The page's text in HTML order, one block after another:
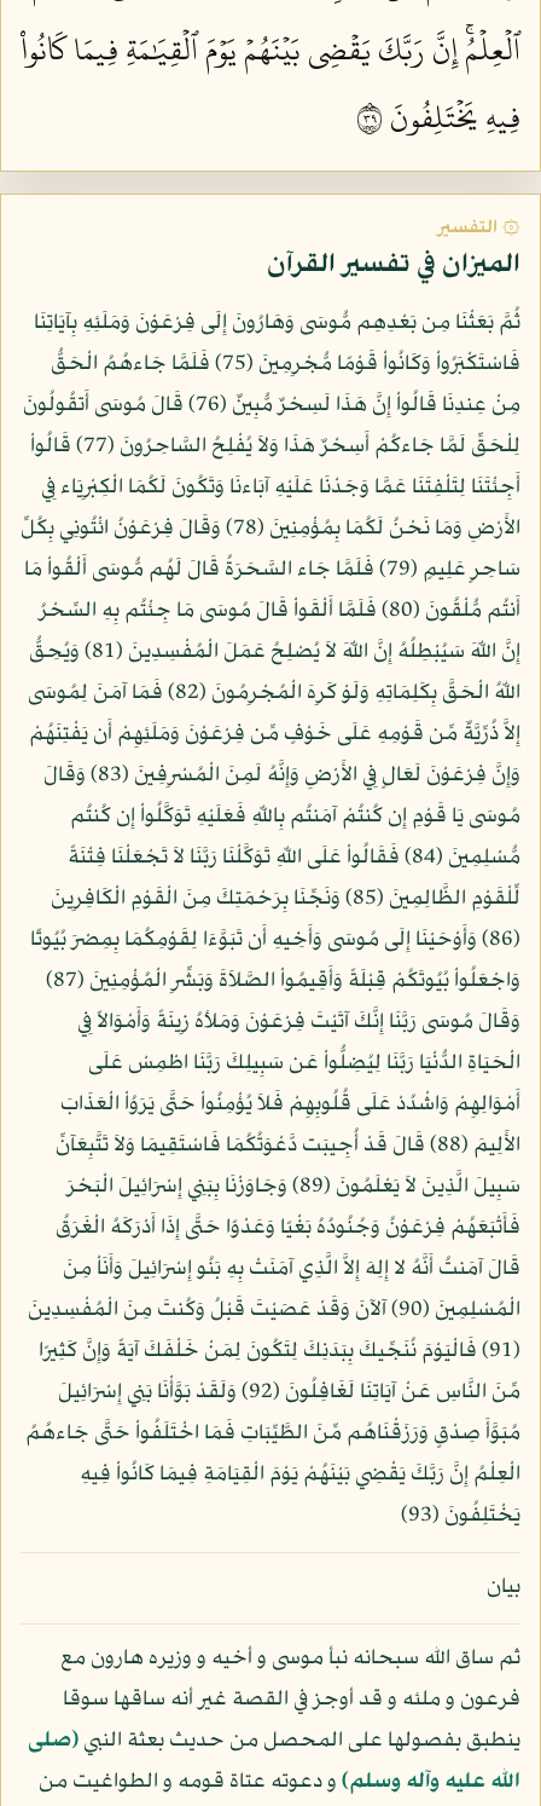
ٱلۡعِلۡمُۚ إِنَّ رَبَّكَ يَقۡضِي بَيۡنَهُمۡ يَوۡمَ ٱلۡقِيَٰمَةِ فِيمَا كَانُواْ
فِيهِ يَخۡتَلِفُونَ ٩٣
۞ التفسير
الميزان في تفسير القرآن
ثُمَّ بَعَثْنَا مِن بَعْدِهِم مُّوسَى وَهَارُونَ إِلَى فِرْعَوْنَ وَمَلَئِهِ بِآيَاتِنَا
فَاسْتَكْبَرُواْ وَكَانُواْ قَوْمًا مُّجْرِمِينَ (75) فَلَمَّا جَاءهُمُ الْحَقُّ
مِنْ عِندِنَا قَالُواْ إِنَّ هَذَا لَسِحْرٌ مُّبِينٌ (76) قَالَ مُوسَى أَتقُولُونَ
لِلْحَقِّ لَمَّا جَاءكُمْ أَسِحْرٌ هَذَا وَلاَ يُفْلِحُ السَّاحِرُونَ (77) قَالُواْ
أَجِئْتَنَا لِتَلْفِتَنَا عَمَّا وَجَدْنَا عَلَيْهِ آبَاءنَا وَتَكُونَ لَكُمَا الْكِبْرِيَاء فِي
الأَرْضِ وَمَا نَحْنُ لَكُمَا بِمُؤْمِنِينَ (78) وَقَالَ فِرْعَوْنُ ائْتُونِي بِكُلِّ
سَاحِرٍ عَلِيمٍ (79) فَلَمَّا جَاء السَّحَرَةُ قَالَ لَهُم مُّوسَى أَلْقُواْ مَا
أَنتُم مُّلْقُونَ (80) فَلَمَّا أَلْقَواْ قَالَ مُوسَى مَا جِئْتُم بِهِ السِّحْرُ
إِنَّ اللّهَ سَيُبْطِلُهُ إِنَّ اللّهَ لاَ يُصْلِحُ عَمَلَ الْمُفْسِدِينَ (81) وَيُحِقُّ
اللّهُ الْحَقَّ بِكَلِمَاتِهِ وَلَوْ كَرِهَ الْمُجْرِمُونَ (82) فَمَا آمَنَ لِمُوسَى
إِلاَّ ذُرِّيَّةٌ مِّن قَوْمِهِ عَلَى خَوْفٍ مِّن فِرْعَوْنَ وَمَلَئِهِمْ أَن يَفْتِنَهُمْ
وَإِنَّ فِرْعَوْنَ لَعَالٍ فِي الأَرْضِ وَإِنَّهُ لَمِنَ الْمُسْرِفِينَ (83) وَقَالَ
مُوسَى يَا قَوْمِ إِن كُنتُمْ آمَنتُم بِاللّهِ فَعَلَيْهِ تَوَكَّلُواْ إِن كُنتُم
مُّسْلِمِينَ (84) فَقَالُواْ عَلَى اللّهِ تَوَكَّلْنَا رَبَّنَا لاَ تَجْعَلْنَا فِتْنَةً
لِّلْقَوْمِ الظَّالِمِينَ (85) وَنَجِّنَا بِرَحْمَتِكَ مِنَ الْقَوْمِ الْكَافِرِينَ
(86) وَأَوْحَيْنَا إِلَى مُوسَى وَأَخِيهِ أَن تَبَوَّءَا لِقَوْمِكُمَا بِمِصْرَ بُيُوتًا
وَاجْعَلُواْ بُيُوتَكُمْ قِبْلَةً وَأَقِيمُواْ الصَّلاَةَ وَبَشِّرِ الْمُؤْمِنِينَ (87)
وَقَالَ مُوسَى رَبَّنَا إِنَّكَ آتَيْتَ فِرْعَوْنَ وَمَلأهُ زِينَةً وَأَمْوَالاً فِي
الْحَيَاةِ الدُّنْيَا رَبَّنَا لِيُضِلُّواْ عَن سَبِيلِكَ رَبَّنَا اطْمِسْ عَلَى
أَمْوَالِهِمْ وَاشْدُدْ عَلَى قُلُوبِهِمْ فَلاَ يُؤْمِنُواْ حَتَّى يَرَوُاْ الْعَذَابَ
الأَلِيمَ (88) قَالَ قَدْ أُجِيبَت دَّعْوَتُكُمَا فَاسْتَقِيمَا وَلاَ تَتَّبِعَآنِّ
سَبِيلَ الَّذِينَ لاَ يَعْلَمُونَ (89) وَجَاوَزْنَا بِبَنِي إِسْرَائِيلَ الْبَحْرَ
فَأَتْبَعَهُمْ فِرْعَوْنُ وَجُنُودُهُ بَغْيًا وَعَدْوًا حَتَّى إِذَا أَدْرَكَهُ الْغَرَقُ
قَالَ آمَنتُ أَنَّهُ لا إِلِهَ إِلاَّ الَّذِي آمَنَتْ بِهِ بَنُو إِسْرَائِيلَ وَأَنَاْ مِنَ
الْمُسْلِمِينَ (90) آلآنَ وَقَدْ عَصَيْتَ قَبْلُ وَكُنتَ مِنَ الْمُفْسِدِينَ
(91) فَالْيَوْمَ نُنَجِّيكَ بِبَدَنِكَ لِتَكُونَ لِمَنْ خَلْفَكَ آيَةً وَإِنَّ كَثِيرًا
مِّنَ النَّاسِ عَنْ آيَاتِنَا لَغَافِلُونَ (92) وَلَقَدْ بَوَّأْنَا بَنِي إِسْرَائِيلَ
مُبَوَّأَ صِدْقٍ وَرَزَقْنَاهُم مِّنَ الطَّيِّبَاتِ فَمَا اخْتَلَفُواْ حَتَّى جَاءهُمُ
الْعِلْمُ إِنَّ رَبَّكَ يَقْضِي بَيْنَهُمْ يَوْمَ الْقِيَامَةِ فِيمَا كَانُواْ فِيهِ
يَخْتَلِفُونَ (93)
بيان
ثم ساق الله سبحانه نبأ موسى و أخيه و وزيره هارون مع
فرعون و ملئه و قد أوجز في القصة غير أنه ساقها سوقا
ينطبق بفصولها على المحصل من حديث بعثة النبي(صلى
الله عليه وآله وسلم)و دعوته عتاة قومه و الطواغيت من